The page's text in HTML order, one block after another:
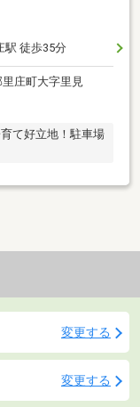
駅 徒歩35分
里庄町大字里見
て好立地！駐車場
変更する
変更する